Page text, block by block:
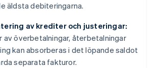
äldsta debiteringarna.
av krediter och justeringar:
av överbetalningar, återbetalningar
kan absorberas i det löpande saldot
separata fakturor.